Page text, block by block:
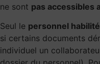
ne sont pas accessibles
Seul le personnel habilité
si certains documents
individuel un